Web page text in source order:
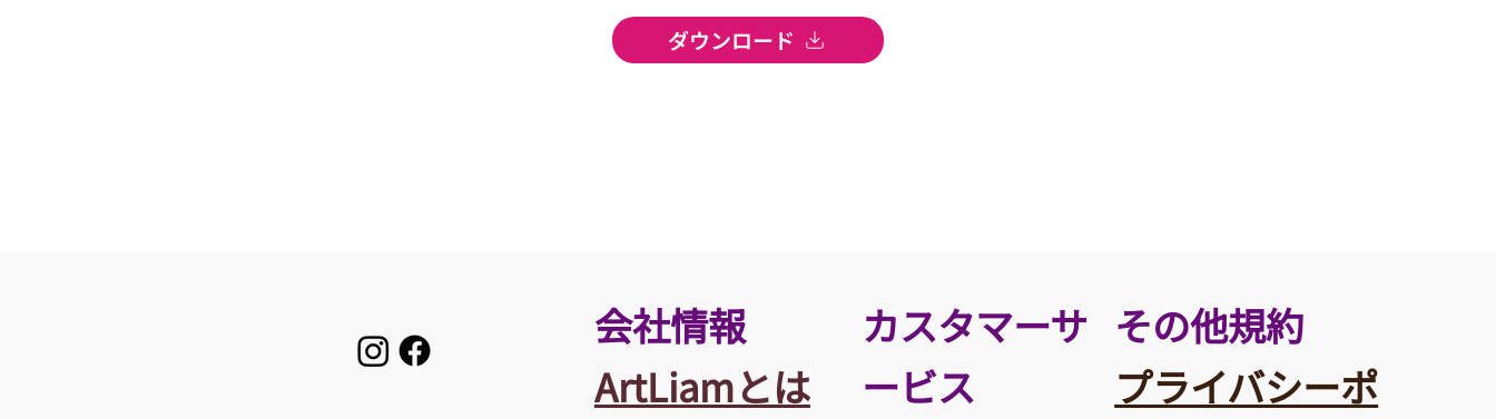
ダウンロード
​会社情報
ArtLiamとは
カスタマーサ
ービス
その他規約
プライバシーポ